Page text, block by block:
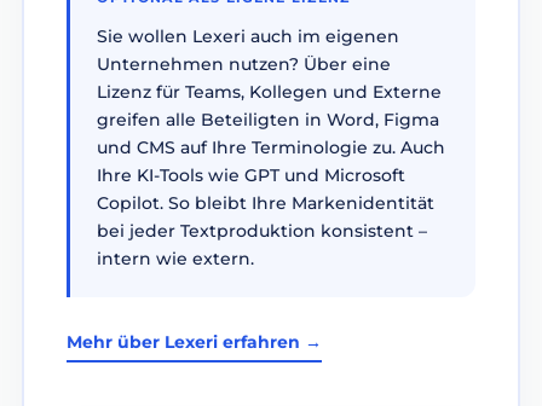
Sie wollen Lexeri auch im eigenen
Unternehmen nutzen? Über eine
Lizenz für Teams, Kollegen und Externe
greifen alle Beteiligten in Word, Figma
und CMS auf Ihre Terminologie zu. Auch
Ihre KI-Tools wie GPT und Microsoft
Copilot. So bleibt Ihre Markenidentität
bei jeder Textproduktion konsistent –
intern wie extern.
Mehr über Lexeri erfahren →